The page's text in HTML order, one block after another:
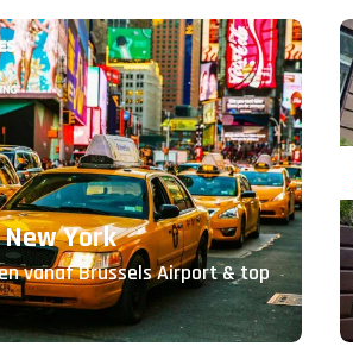
York
vanaf Brussels Airport & top